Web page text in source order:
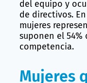
del equipo y
de directivos. En
mujeres
suponen el 54%
competencia.
Mujeres